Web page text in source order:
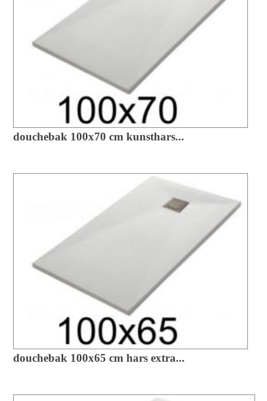
douchebak 100x70 cm kunsthars...
douchebak 100x65 cm hars extra...